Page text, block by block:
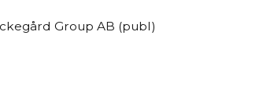
Group AB (publ)